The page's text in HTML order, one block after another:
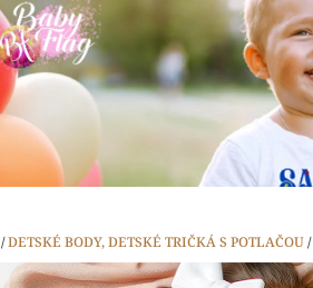
Domov
/DETSKÉ BODY, DETSKÉ TRIČKÁ S POTLAČOU/